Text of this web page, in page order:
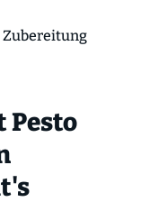
Zubereitung
Pesto